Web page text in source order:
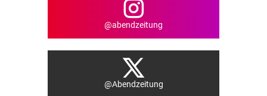
@abendzeitung
@Abendzeitung